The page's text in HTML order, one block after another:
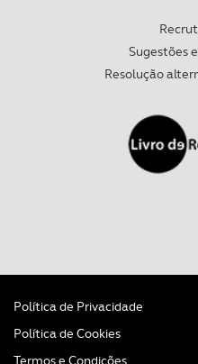
Sugestões
Resolução
Política de Privacidade
Política de Cookies
Termos e Condições